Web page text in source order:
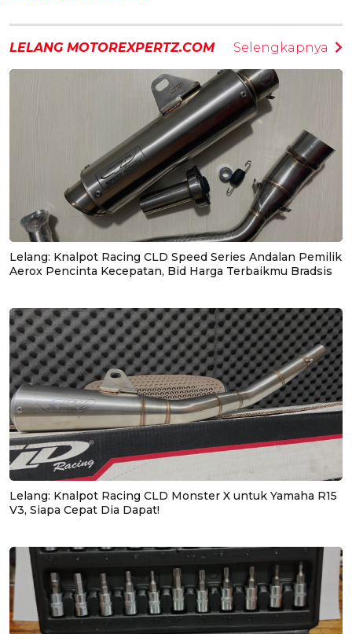
LELANG MOTOREXPERTZ.COM Selengkapnya
Lelang: Knalpot Racing CLD Speed Series Andalan Pemilik
Aerox Pencinta Kecepatan, Bid Harga Terbaikmu Bradsis
Lelang: Knalpot Racing CLD Monster X untuk Yamaha R15
V3, Siapa Cepat Dia Dapat!